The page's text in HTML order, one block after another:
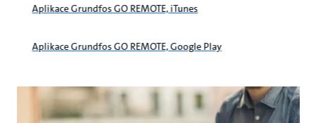
Aplikace Grundfos GO REMOTE, iTunes
Aplikace Grundfos GO REMOTE, Google Play